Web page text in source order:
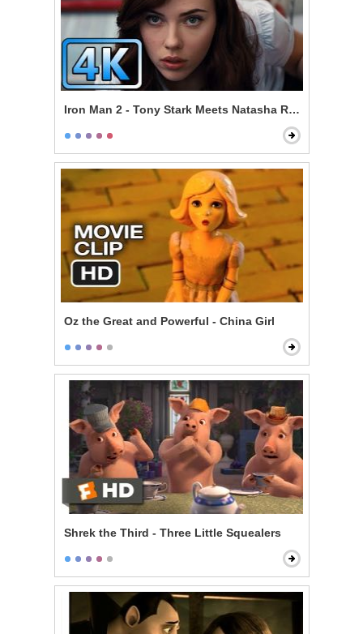
Iron Man 2 - Tony Stark Meets Natasha Romanoff
Oz the Great and Powerful - China Girl
Shrek the Third - Three Little Squealers